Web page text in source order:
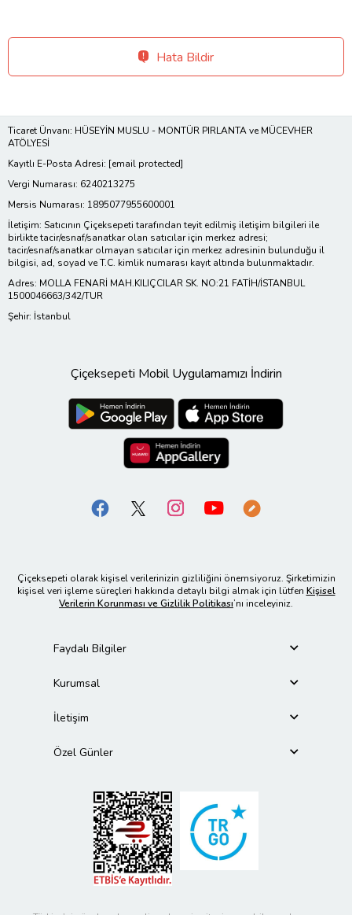
Hata Bildir
Ticaret Ünvanı: HÜSEYİN MUSLU - MONTÜR PIRLANTA ve MÜCEVHER
ATÖLYESİ
Kayıtlı E-Posta Adresi: [email protected]
Vergi Numarası: 6240213275
Mersis Numarası: 1895077955600001
İletişim: Satıcının Çiçeksepeti tarafından teyit edilmiş iletişim bilgileri ile
birlikte tacir/esnaf/sanatkar olan satıcılar için merkez adresi;
tacir/esnaf/sanatkar olmayan satıcılar için merkez adresinin bulunduğu il
bilgisi, ad, soyad ve T.C. kimlik numarası kayıt altında bulunmaktadır.
Adres: MOLLA FENARİ MAH.KILIÇCILAR SK. NO:21 FATİH/İSTANBUL
1500046663/342/TUR
Şehir: İstanbul
Çiçeksepeti Mobil Uygulamamızı İndirin
Çiçeksepeti olarak kişisel verilerinizin gizliliğini önemsiyoruz. Şirketimizin
kişisel veri işleme süreçleri hakkında detaylı bilgi almak için lütfen Kişisel
Verilerin Korunması ve Gizlilik Politikası’nı inceleyiniz.
Faydalı Bilgiler
Kurumsal
İletişim
Özel Günler